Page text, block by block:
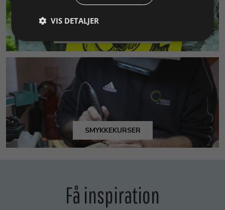
SMYKKEKURSER
Få inspiration
VIS DETALJER